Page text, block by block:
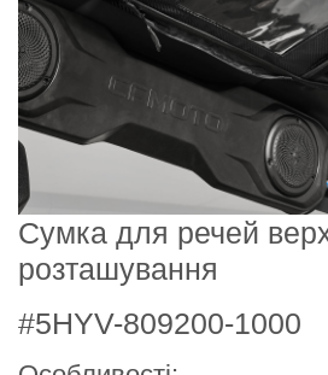
Сумка для речей
розташування
#5HYV-809200-1000